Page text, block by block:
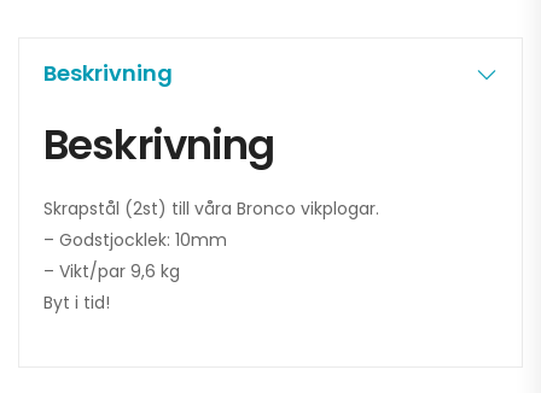
Beskrivning
Beskrivning
Skrapstål (2st) till våra Bronco vikplogar.
– Godstjocklek: 10mm
– Vikt/par 9,6 kg
Byt i tid!